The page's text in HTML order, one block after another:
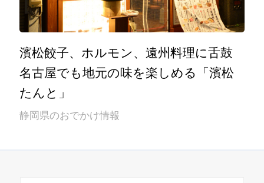
濱松餃子、ホルモン、遠州料理に舌鼓
名古屋でも地元の味を楽しめる「濱松
たんと」
静岡県のおでかけ情報